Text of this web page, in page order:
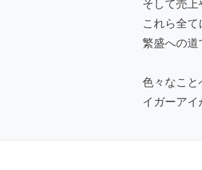
そして売上
これら全
繁盛への道
色々なこと
イガーアイ